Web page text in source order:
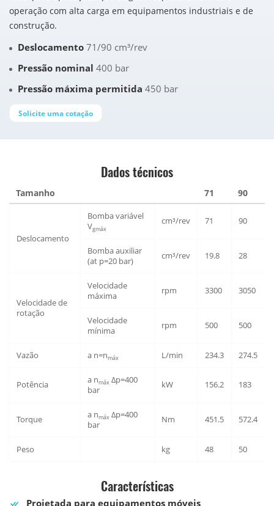
operação com alta carga em equipamentos industriais e de
construção.
Deslocamento71/90 cm³/rev
Pressão nominal 400 bar
Pressão máxima permitida 450 bar
Solicite uma cotação
Dados técnicos
Tamanho 71 90
Deslocamento
Bomba variável
Vgmáx
cm³/rev 71 90
Bomba auxiliar
(at p=20 bar)
cm³/rev 19.8 28
Velocidade de
rotação
Velocidade
máxima
rpm 3300 3050
Velocidade
mínima
rpm 500 500
Vazão a n=nmáx L/min 234.3 274.5
Potência a nmáx Δp=400
bar
kW 156.2 183
Torque a nmáx Δp=400
bar
Nm 451.5 572.4
Peso kg 48 50
Características
Projetada para equipamentos móveis